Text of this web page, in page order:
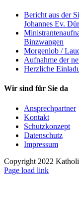
Bericht aus der
Johannes Ev.
Binzwangen
Morgenlob /
Aufnahme der
Herzliche
Wir sind für Sie da
Ansprechpartner
Kontakt
Schutzkonzept
Datenschutz
Impressum
Copyright 2022
Page load link